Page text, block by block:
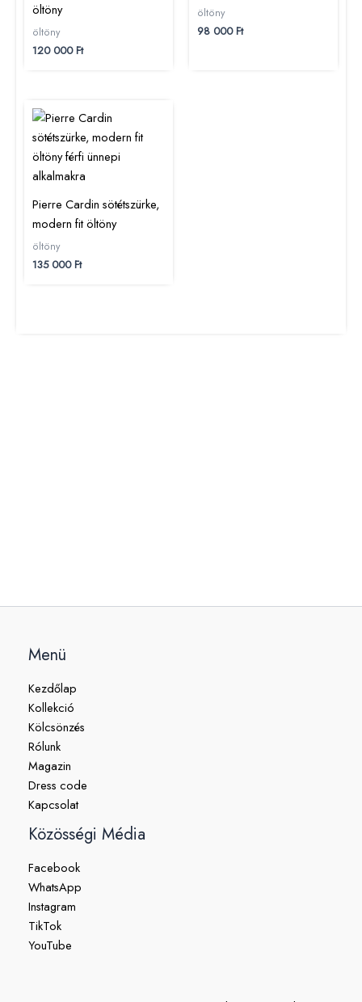
öltöny
öltöny
120 000Ft
öltöny
98 000Ft
Pierre Cardin sötétszürke,
modern fit öltöny
öltöny
135 000Ft
Menü
Kezdőlap
Kollekció
Kölcsönzés
Rólunk
Magazin
Dress code
Kapcsolat
Közösségi Média
Facebook
WhatsApp
Instagram
TikTok
YouTube